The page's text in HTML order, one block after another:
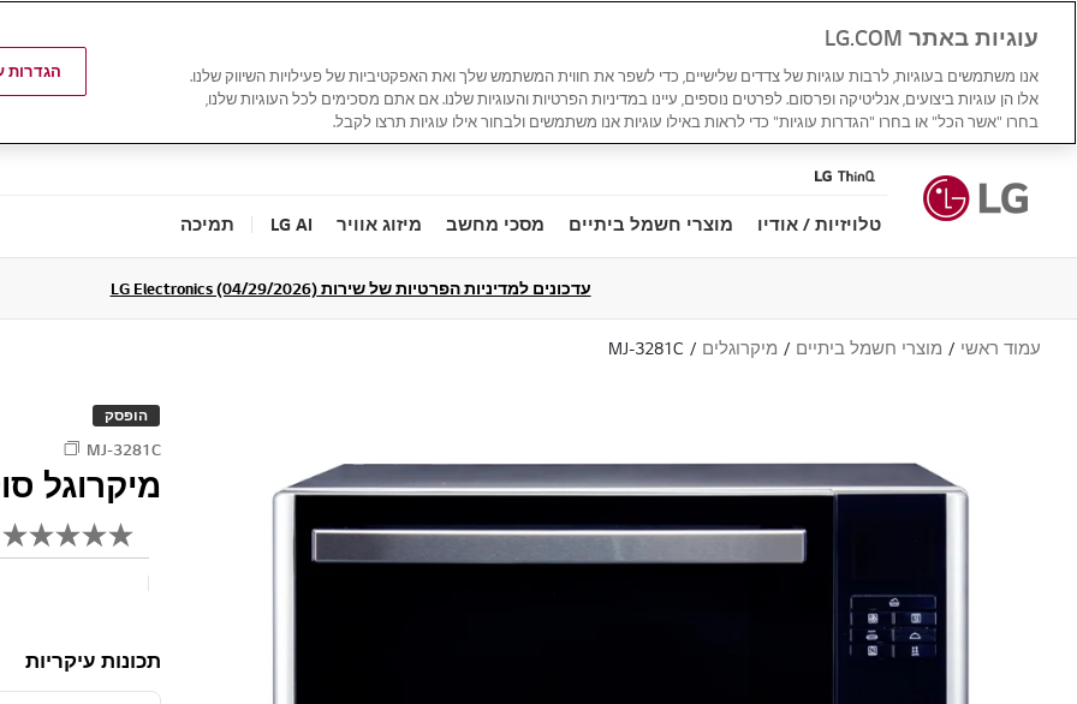
טלויזיות / אודיו מוצרי חשמל ביתיים מסכי מחשב מיזוג אוויר LG AI תמיכה
עדכונים למדיניות הפרטיות של שירות LG Electronics (04/29/2026)
עמוד ראשי מוצרי חשמל ביתיים מיקרוגלים MJ-3281C
הופסק
MJ-3281C
מיקרוגל
תכונות עיקריות
עוגיות באתר LG.COM
אנו משתמשים בעוגיות, לרבות עוגיות של צדדים שלישיים, כדי לשפר את חווית המשתמש שלך ואת האפקטיביות של פעילויות השיווק שלנו.
אלו הן עוגיות ביצועים, אנליטיקה ופרסום. לפרטים נוספים, עיינו במדיניות הפרטיות והעוגיות שלנו. אם אתם מסכימים לכל העוגיות שלנו,
בחרו "אשר הכל" או בחרו "הגדרות עוגיות" כדי לראות באילו עוגיות אנו משתמשים ולבחור אילו עוגיות תרצו לקבל.
הגדרות